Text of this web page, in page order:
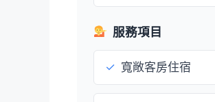
服務項目
✓ 寬敞客房住宿